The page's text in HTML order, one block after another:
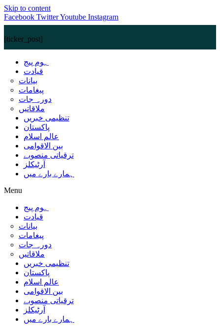
Skip to content
Facebook TwitterYoutube Instagram
[ticker_post]
ہوم پیج
قیادت
بیانات
پیغامات
دورہ جات
ملاقاتیں
تنظیمی خبریں
پاکستان
عالم اسلام
بین الاقوامی
ترقیاتی منصوبے
آرٹیکلز
ہمارے بارے میں
Menu
ہوم پیج
قیادت
بیانات
پیغامات
دورہ جات
ملاقاتیں
تنظیمی خبریں
پاکستان
عالم اسلام
بین الاقوامی
ترقیاتی منصوبے
آرٹیکلز
ہمارے بارے میں